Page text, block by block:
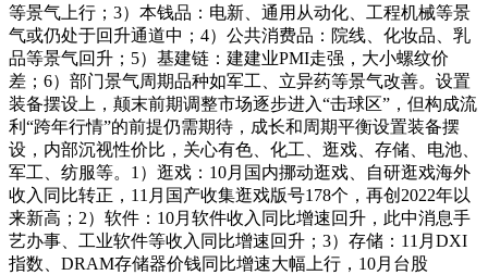
等景气上行；3）本钱品：电新、通用从动化、工程机械等景
气或仍处于回升通道中；4）公共消费品：院线、化妆品、乳
品等景气回升；5）基建链：建建业PMI走强，大小螺纹价
差；6）部门景气周期品种如军工、立异药等景气改善。设置
装备摆设上，颠末前期调整市场逐步进入“击球区”，但构成流
利“跨年行情”的前提仍需期待，成长和周期平衡设置装备摆
设，内部沉视性价比，关心有色、化工、逛戏、存储、电池、
军工、纺服等。1）逛戏：10月国内挪动逛戏、自研逛戏海外
收入同比转正，11月国产收集逛戏版号178个，再创2022年以
来新高；2）软件：10月软件收入同比增速回升，此中消息手
艺办事、工业软件等收入同比增速回升；3）存储：11月DXI
指数、DRAM存储器价钱同比增速大幅上行，10月台股